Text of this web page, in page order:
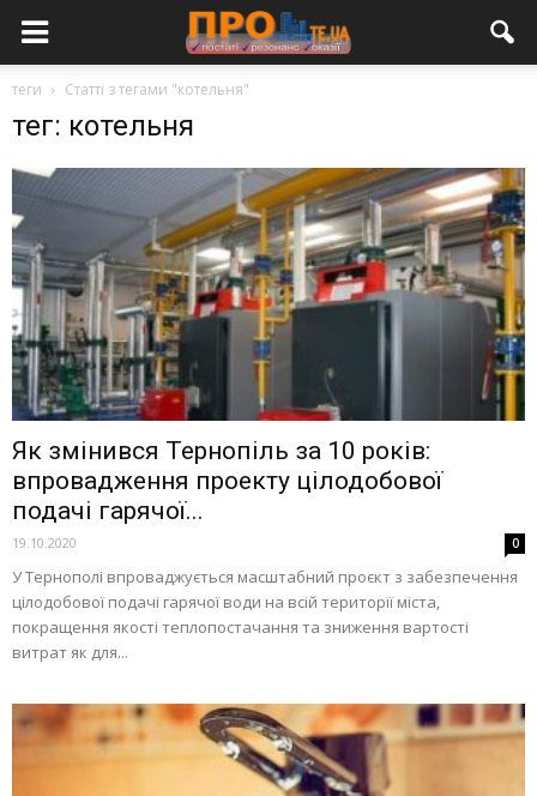
теги Статті з тегами "котельня"
тег: котельня
Як змінився Тернопіль за 10 років:
впровадження проекту цілодобової
подачі гарячої...
19.10.2020 0
У Тернополі впроваджується масштабний проєкт з забезпечення
цілодобової подачі гарячої води на всій території міста,
покращення якості теплопостачання та зниження вартості
витрат як для...